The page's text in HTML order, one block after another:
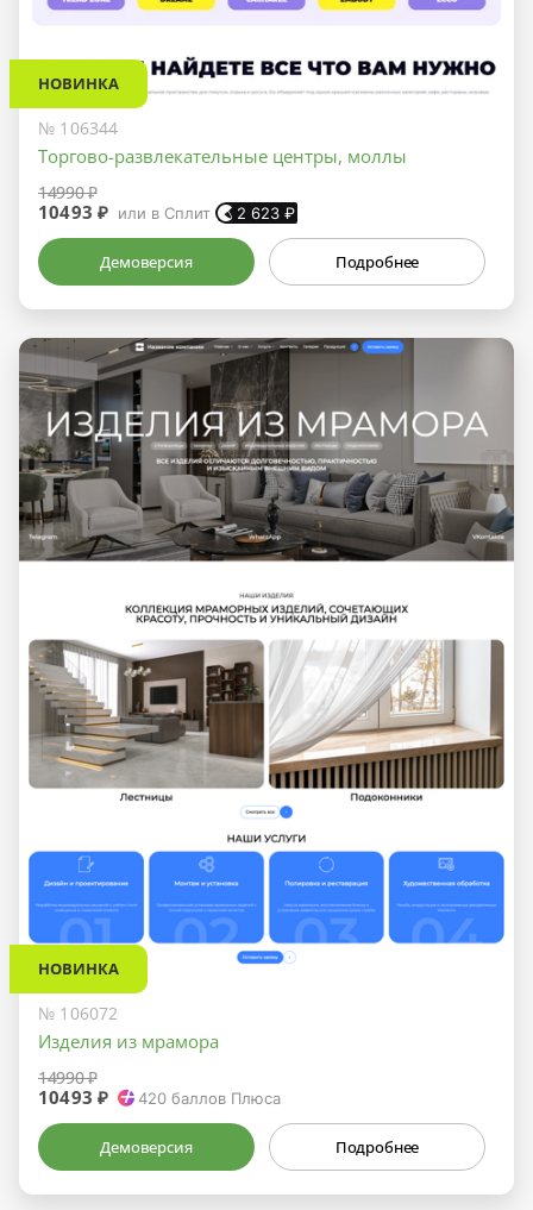
НОВИНКА
№ 106344
Торгово-развлекательные центры, моллы
14990 ₽
10493 ₽ или в Сплит 2 623 ₽
Демоверсия Подробнее
НОВИНКА
№ 106072
Изделия из мрамора
14990 ₽
10493 ₽ 420 баллов Плюса
Демоверсия Подробнее